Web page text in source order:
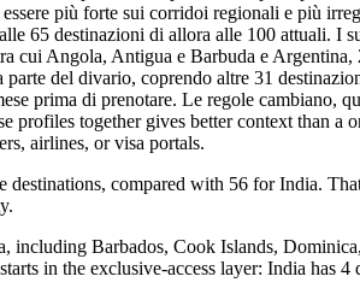
più forte sui corridoi regionali e più
65 destinazioni di allora alle 100 attuali.
cui Angola, Antigua e Barbuda e
del divario, coprendo altre 31
prima di prenotare. Le regole
together gives better context than
airlines, or visa portals.
compared with 56 for India.
including Barbados, Cook Islands,
in the exclusive-access layer: India has